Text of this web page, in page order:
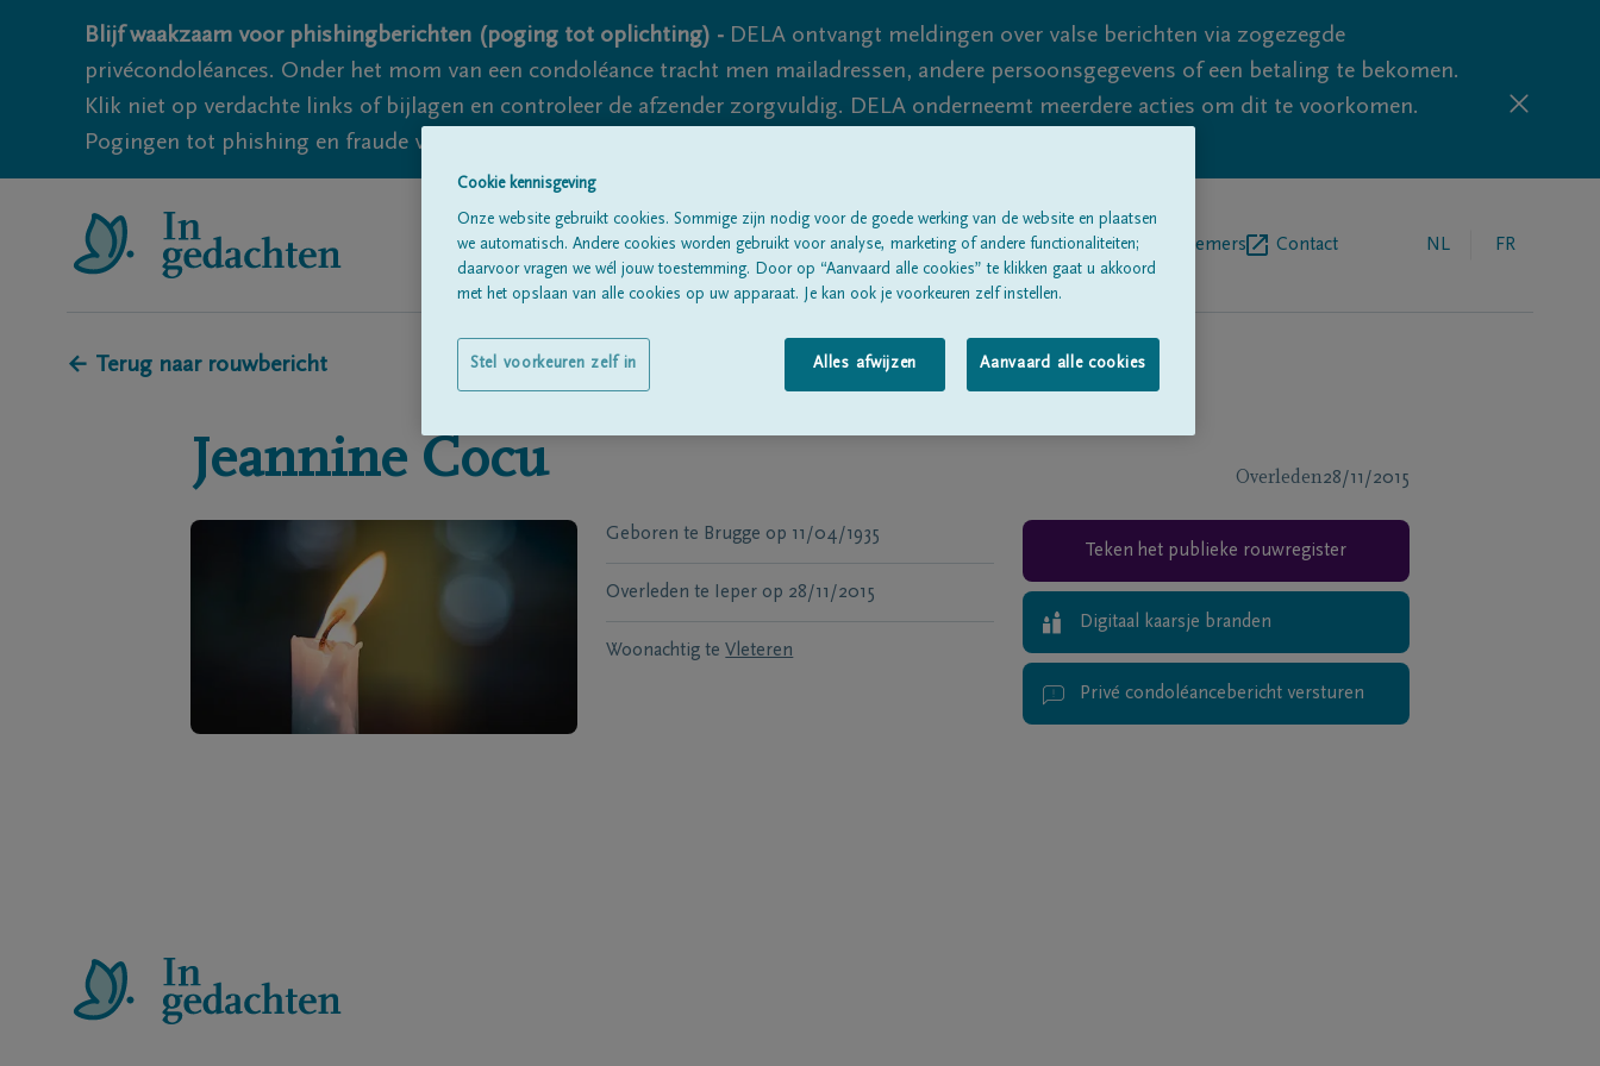
Blijf waakzaam voor phishingberichten (poging tot oplichting) - DELA ontvangt meldingen over valse berichten via zogezegde
privécondoléances. Onder het mom van een condoléance tracht men mailadressen, andere persoonsgegevens of een betaling te bekomen.
Klik niet op verdachte links of bijlagen en controleer de afzender zorgvuldig. DELA onderneemt meerdere acties om dit te voorkomen.
Pogingen tot phishing en fraude vallen echter nooit volledig uit te sluiten, dus blijf waakzaam.
Alle rouwberichten Over onsBegrafenisondernemers Contact NL FR
← Terug naar rouwbericht
Jeannine Cocu Overleden28/11/2015
Geboren te Brugge op 11/04/1935
Overleden te Ieper op 28/11/2015
Woonachtig te Vleteren
Teken het publieke rouwregister
Digitaal kaarsje branden
Privé condoléancebericht versturen
Cookie kennisgeving
Onze website gebruikt cookies. Sommige zijn nodig voor de goede werking van de website en plaatsen
we automatisch. Andere cookies worden gebruikt voor analyse, marketing of andere functionaliteiten;
daarvoor vragen we wél jouw toestemming. Door op “Aanvaard alle cookies” te klikken gaat u akkoord
met het opslaan van alle cookies op uw apparaat. Je kan ook je voorkeuren zelf instellen.
Alles afwijzen Aanvaard alle cookies
Stel voorkeuren zelf in